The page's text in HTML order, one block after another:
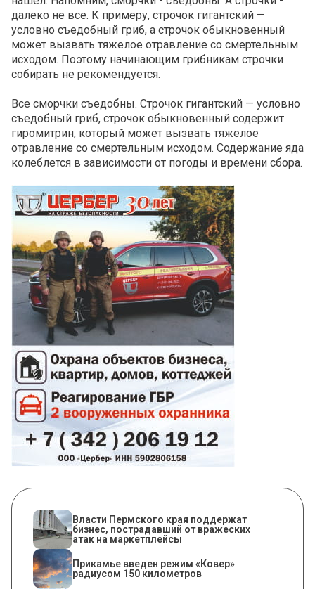
далеко не все. К примеру, строчок гигантский —
условно съедобный гриб, а строчок обыкновенный
может вызвать тяжелое отравление со смертельным
исходом. Поэтому начинающим грибникам строчки
собирать не рекомендуется.
Все сморчки съедобны. Строчок гигантский — условно
съедобный гриб, строчок обыкновенный содержит
гиромитрин, который может вызвать тяжелое
отравление со смертельным исходом. Содержание яда
колеблется в зависимости от погоды и времени сбора.
Власти Пермского края поддержат
бизнес, пострадавший от вражеских
атак на маркетплейсы
Прикамье введен режим «Ковер»
радиусом 150 километров